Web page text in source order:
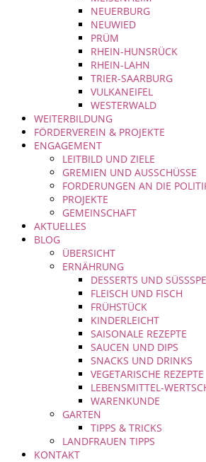
NEUERBURG
NEUWIED
PRÜM
RHEIN-HUNSRÜCK
RHEIN-LAHN
TRIER-SAARBURG
VULKANEIFEL
WESTERWALD
WEITERBILDUNG
FÖRDERVEREIN & PROJEKTE
ENGAGEMENT
LEITBILD UND ZIELE
GREMIEN UND AUSSCHÜSSE
FORDERUNGEN AN DIE
PROJEKTE
GEMEINSCHAFT
AKTUELLES
BLOG
ÜBERSICHT
ERNÄHRUNG
DESSERTS UND
FLEISCH UND FISCH
FRÜHSTÜCK
KINDERLEICHT
SAISONALE REZEPTE
SAUCEN UND DIPS
SNACKS UND DRINKS
VEGETARISCHE REZEPTE
LEBENSMITTEL-
WARENKUNDE
GARTEN
TIPPS & TRICKS
LANDFRAUEN TIPPS
KONTAKT